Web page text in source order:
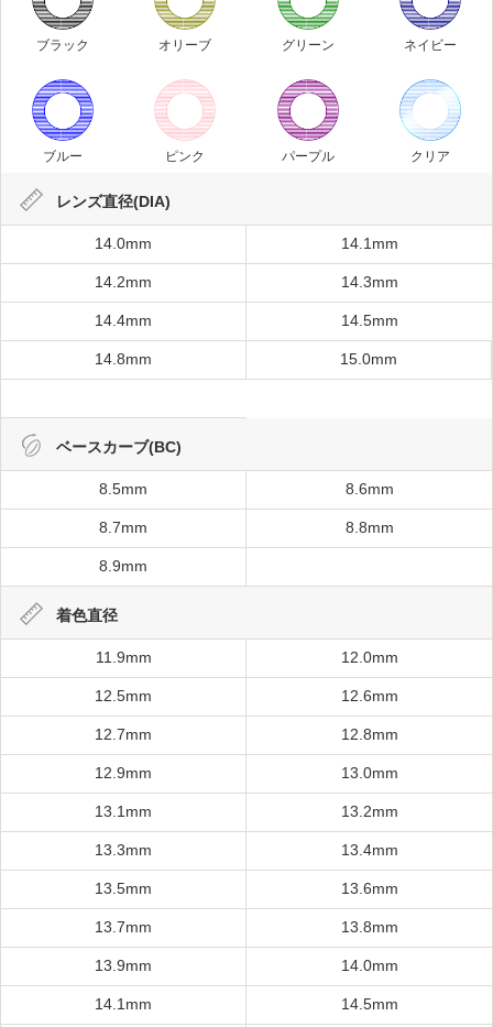
ブラック オリーブ グリーン ネイビー
ブルー ピンク パープル クリア
レンズ直径(DIA)
14.0mm 14.1mm
14.2mm 14.3mm
14.4mm 14.5mm
14.8mm 15.0mm
ベースカーブ(BC)
8.5mm 8.6mm
8.7mm 8.8mm
8.9mm
着色直径
11.9mm 12.0mm
12.5mm 12.6mm
12.7mm 12.8mm
12.9mm 13.0mm
13.1mm 13.2mm
13.3mm 13.4mm
13.5mm 13.6mm
13.7mm 13.8mm
13.9mm 14.0mm
14.1mm 14.5mm